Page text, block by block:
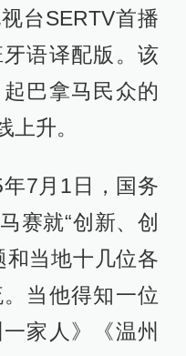
台SERTV首播
牙语译配版。该
巴拿马民众的
上升。
7月1日，国务
赛就“创新、创
和当地十几位各
当他得知一位
家人》《温州